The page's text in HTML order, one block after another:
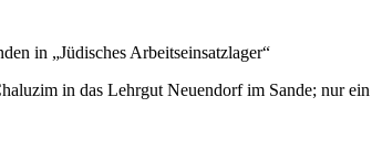
in „Jü­di­sches Ar­beits­ein­satz­lager“
in das Lehrgut Neuendorf im Sande; nur